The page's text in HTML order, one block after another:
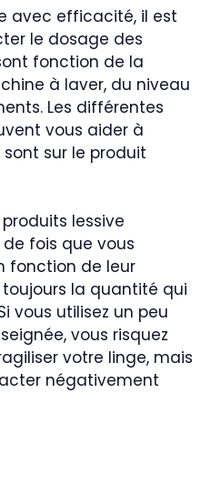
avec efficacité, il est
le dosage des
fonction de la
à laver, du niveau
Les différentes
vous aider à
sur le produit
lessive
fois que vous
fonction de leur
la quantité qui
vous utilisez un peu
vous risquez
votre linge, mais
négativement